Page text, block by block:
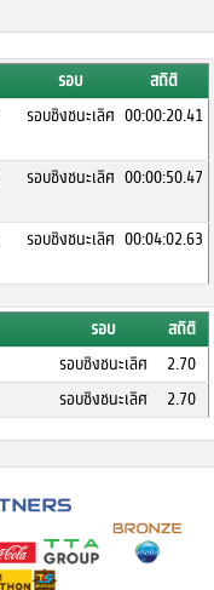
รอบ
สถิติ
รอบชิงชนะเลิศ 00:00:20.41
รอบชิงชนะเลิศ 00:00:50.47
รอบชิงชนะเลิศ 00:04:02.63
รอบ
สถิติ
รอบชิงชนะเลิศ
2.70
รอบชิงชนะเลิศ 2.70